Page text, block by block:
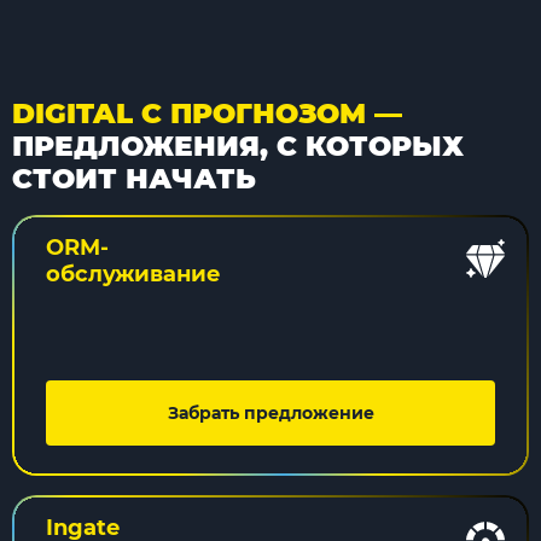
DIGITAL С ПРОГНОЗОМ —
ПРЕДЛОЖЕНИЯ, С КОТОРЫХ
СТОИТ НАЧАТЬ
ORM-
обслуживание
Забрать предложение
Ingate